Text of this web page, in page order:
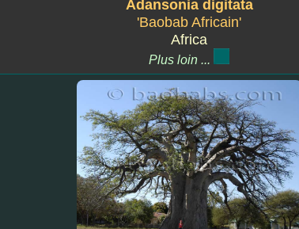
Adansonia digitata
'Baobab Africain'
Africa
Plus loin ...